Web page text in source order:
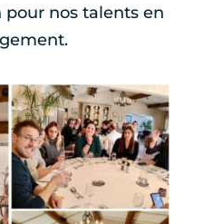
nos talents en